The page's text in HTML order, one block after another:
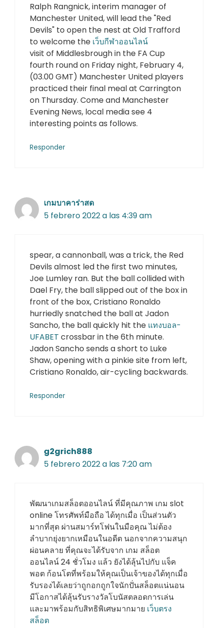
Ralph Rangnick, interim manager of
Manchester United, will lead the "Red
Devils" to open the nest at Old Trafford
to welcome the เว็บกีฬาออนไลน์
visit of Middlesbrough in the FA Cup
fourth round on Friday night, February 4,
(03.00 GMT) Manchester United players
practiced their final meal at Carrington
on Thursday. Come and Manchester
Evening News, local media see 4
interesting points as follows.
Responder
เกมบาคาร่าสด
5 febrero 2022 a las 4:39 am
spear, a cannonball, was a trick, the Red
Devils almost led the first two minutes,
Joe Lumley ran. But the ball collided with
Dael Fry, the ball slipped out of the box in
front of the box, Cristiano Ronaldo
hurriedly snatched the ball at Jadon
Sancho, the ball quickly hit the แทงบอล-
UFABET crossbar in the 6th minute.
Jadon Sancho sends a short to Luke
Shaw, opening with a pinkie site from left,
Cristiano Ronaldo, air-cycling backwards.
Responder
g2grich888
5 febrero 2022 a las 7:20 am
พัฒนาเกมสล็อตออนไลน์ ที่มีคุณภาพ เกม slot
online โทรศัพท์มือถือ ได้ทุกเมื่อ เป็นส่วนตัว
มากที่สุด ผ่านสมาร์ทโฟนในมือคุณ ไม่ต้อง
ลำบากยุ่งยากเหมือนในอดีต นอกจากความสนุก
ผ่อนคลาย ที่คุณจะได้รับจาก เกม สล็อต
ออนไลน์ 24 ชั่วโมง แล้ว ยังได้ลุ้นไปกับ แจ็ค
พอต ก้อนโตที่พร้อมให้คุณเป็นเจ้าของได้ทุกเมื่อ
รับรองได้เลยว่าถูกอกถูกใจนักปั่นสล็อตแน่นอน
มีโอกาสได้ลุ้นรับรางวัลโบนัสตลอดการเล่น
และมาพร้อมกับสิทธิพิเศษมากมาย เว็บตรง
สล็อต